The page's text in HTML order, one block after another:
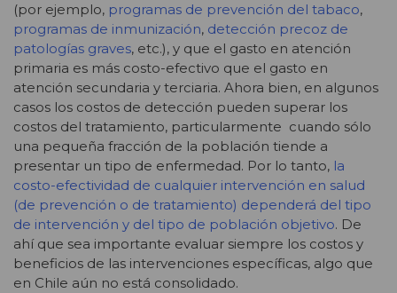
(por ejemplo, programas de prevención del tabaco,
programas de inmunización, detección precoz de
patologías graves, etc.), y que el gasto en atención
primaria es más costo-efectivo que el gasto en
atención secundaria y terciaria. Ahora bien, en algunos
casos los costos de detección pueden superar los
costos del tratamiento, particularmente cuando sólo
una pequeña fracción de la población tiende a
presentar un tipo de enfermedad. Por lo tanto, la
costo-efectividad de cualquier intervención en salud
(de prevención o de tratamiento) dependerá del tipo
de intervención y del tipo de población objetivo. De
ahí que sea importante evaluar siempre los costos y
beneficios de las intervenciones específicas, algo que
en Chile aún no está consolidado.